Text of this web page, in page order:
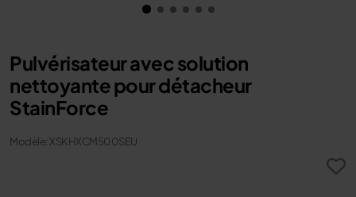
Pulvérisateur avec solution
nettoyante pour détacheur
StainForce
Modèle: XSKHXCM500SEU